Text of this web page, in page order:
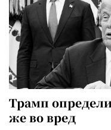
Трамп
же во вред